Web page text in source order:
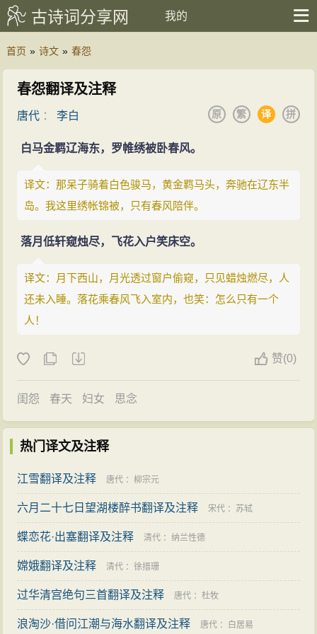
古诗词分享网 我的
首页 » 诗文 » 春怨
春怨翻译及注释
唐代 ：李白 拼
译
繁
原
白马金羁辽海东，罗帷绣被卧春风。
译文：那呆子骑着白色骏马，黄金羁马头，奔驰在辽东半
岛。我这里绣帐锦被，只有春风陪伴。
落月低轩窥烛尽，飞花入户笑床空。
译文：月下西山，月光透过窗户偷窥，只见蜡烛燃尽，人
还未入睡。落花乘春风飞入室内，也笑：怎么只有一个
人！
赞(0)
闺怨 春天 妇女 思念
热门译文及注释
江雪翻译及注释 唐代 ：柳宗元
六月二十七日望湖楼醉书翻译及注释 宋代 ： 苏轼
蝶恋花·出塞翻译及注释 清代 ：纳兰性德
嫦娥翻译及注释 清代 ：徐搢珊
过华清宫绝句三首翻译及注释 唐代 ：杜牧
浪淘沙·借问江潮与海水翻译及注释 唐代 ： 白居易